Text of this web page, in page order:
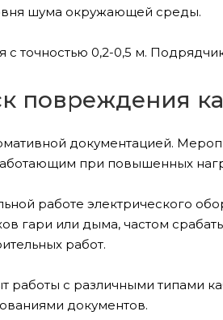
шума окружающей среды.
точностью 0,2-0,5 м.
повреждения
документацией.
при повышенных
работе электрического
гари или дыма, частом
работ.
работы с различными типами
документов.